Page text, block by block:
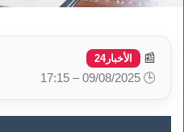
📰 الأخبار24
🕒 09/08/2025 – 17:15